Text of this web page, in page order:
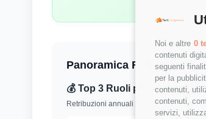
Noi e altre 0
contenuti
seguenti
per la
contenuti,
contenuti,
servizi,
Panoramica Rapida
💰 Top 3 Ruoli per Stipendio
Retribuzioni annuali lorde (RAL) medie